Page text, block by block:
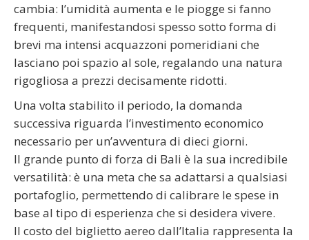
cambia: l’umidità aumenta e le piogge si fanno
frequenti, manifestandosi spesso sotto forma di
brevi ma intensi acquazzoni pomeridiani che
lasciano poi spazio al sole, regalando una natura
rigogliosa a prezzi decisamente ridotti.
Una volta stabilito il periodo, la domanda
successiva riguarda l’investimento economico
necessario per un’avventura di dieci giorni.
Il grande punto di forza di Bali è la sua incredibile
versatilità: è una meta che sa adattarsi a qualsiasi
portafoglio, permettendo di calibrare le spese in
base al tipo di esperienza che si desidera vivere.
Il costo del biglietto aereo dall’Italia rappresenta la